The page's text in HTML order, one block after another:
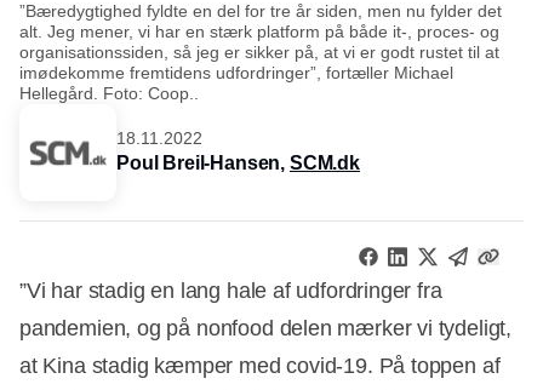
”Bæredygtighed fyldte en del for tre år siden, men nu fylder det
alt. Jeg mener, vi har en stærk platform på både it-, proces- og
organisationssiden, så jeg er sikker på, at vi er godt rustet til at
imødekomme fremtidens udfordringer”, fortæller Michael
Hellegård. Foto: Coop..
18.11.2022
Poul Breil-Hansen, SCM.dk
”Vi har stadig en lang hale af udfordringer fra
pandemien, og på nonfood delen mærker vi tydeligt,
at Kina stadig kæmper med covid-19. På toppen af